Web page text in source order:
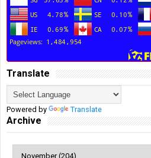
Translate
Powered by Translate
Archive